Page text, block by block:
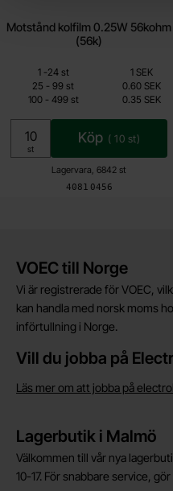
Motstånd kolfilm 0.25W 56kohm
(56k)
Art. nr
4081 0456
Lagervara, 6842 st
0.15 SEK
Inklusive 25% moms
Enhet:
st
Köp ( 10 st)
Mängdrabatt
Pris /st
1 -till
24 st
1 SEK
25 - till
99 st
0.60 SEK
100 -till499 st 0.35 SEK
Kort allmän
VOEC till Norge
Vi är registrerade för VOEC,
kan handla med norsk moms
införtullning i Norge.
Vill du jobba på
Läs mer om att jobba på
Lagerbutik i Malmö
Välkommen till vår nya
10-17. För snabbare service,